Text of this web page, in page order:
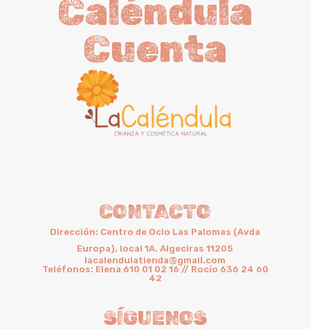
Caléndula
Cuenta
CONTACTO
Dirección: Centro de Ocio Las Palomas (Avda
Europa), local 1A. Algeciras 11205
lacalendulatienda@gmail.com
Teléfonos: Elena 610 01 02 16 // Rocío 636 24 60
42
SÍGUENOS